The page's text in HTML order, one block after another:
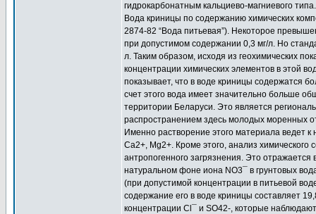
гидрокарбонатным кальциево-магниевого
Вода криницы по содержанию химических
2874-82 “Вода питьевая”). Некоторое
при допустимом содержании 0,3 мг/л. Но
л. Таким образом, исходя из геохимических
концентрации химических элементов в этой
показывает, что в воде криницы содержатся
счет этого вода имеет значительно больше
территории Беларуси. Это является
распространением здесь молодых моренных
Именно растворение этого материала ведет
Са2+, Mg2+. Кроме этого, анализ химического
антропогенного загрязнения. Это
натуральном фоне иона NO3¯ в грунтовых
(при допустимой концентрации в питьевой
содержание его в воде криницы составляет
концентрации Cl¯ и SO42-, которые